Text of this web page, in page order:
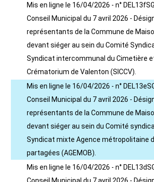
Mis en ligne le 16/04/2026 - n°
Conseil Municipal du 7 avril 2026 -
représentants de la Commune de
devant siéger au sein du Comité
Syndicat intercommunal du Cimetière
Crématorium de Valenton (SICCV).
Mis en ligne le 16/04/2026 - n°
Conseil Municipal du 7 avril 2026 -
représentants de la Commune de
devant siéger au sein du Comité
Syndicat mixte Agence métropolitaine
partagées (AGEMOB).
Mis en ligne le 16/04/2026 - n°